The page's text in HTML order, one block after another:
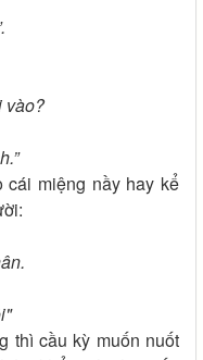
vào?
cái miệng nầy hay kể
thì cầu kỳ muốn nuốt